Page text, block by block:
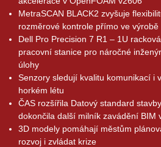
MetraSCAN BLACK2 zvyšuje
rozměrové kontrole přímo ve výrobě
Dell Pro Precision 7 R1 – 1U racková
pracovní stanice pro náročné
úlohy
Senzory sledují kvalitu komunikací i v
horkém létu
ČAS rozšířila Datový standard
dokončila další milník zavádění BIM
3D modely pomáhají městům
rozvoj i zvládat krize